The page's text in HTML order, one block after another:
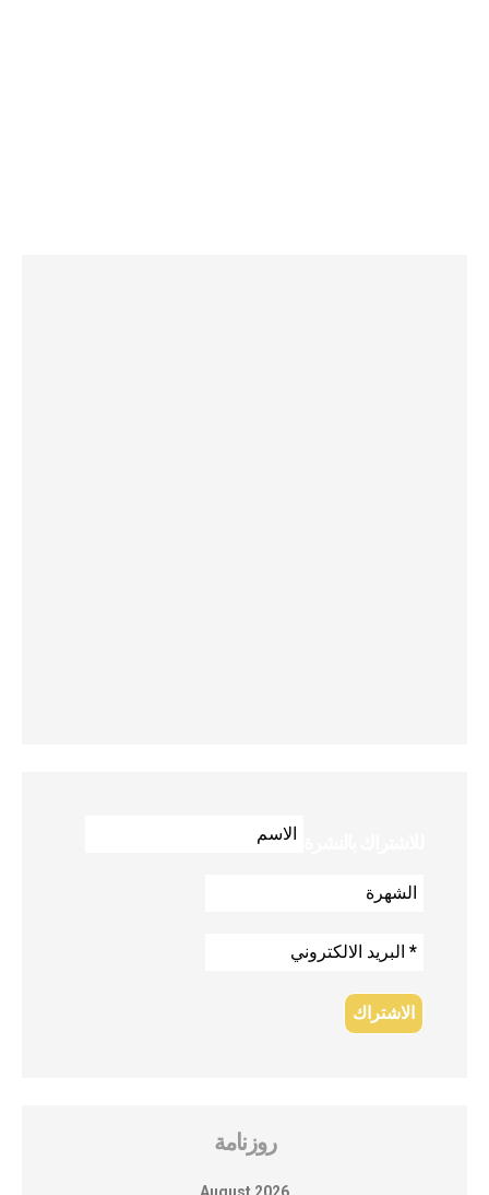
روزنامة
August 2026